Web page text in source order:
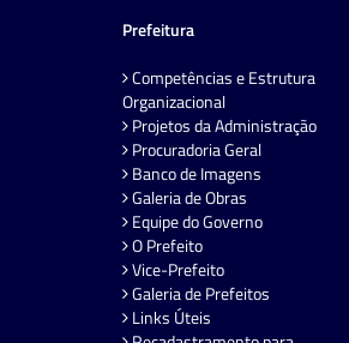
Prefeitura
Competências e Estrutura
Organizacional
Projetos da Administração
Procuradoria Geral
Banco de Imagens
Galeria de Obras
Equipe do Governo
O Prefeito
Vice-Prefeito
Galeria de Prefeitos
Links Úteis